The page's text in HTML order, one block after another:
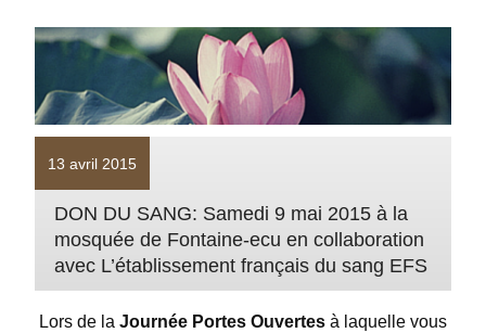
13 avril 2015
DON DU SANG: Samedi 9 mai 2015 à la
mosquée de Fontaine-ecu en collaboration
avec L’établissement français du sang EFS
Lors de la Journée Portes Ouvertes à laquelle vous